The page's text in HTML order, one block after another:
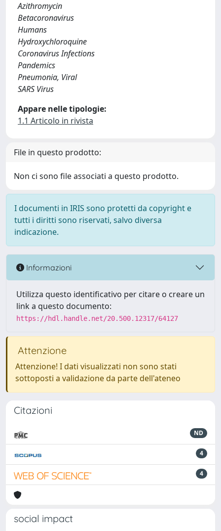
Azithromycin
Betacoronavirus
Humans
Hydroxychloroquine
Coronavirus Infections
Pandemics
Pneumonia, Viral
SARS Virus
Appare nelle tipologie:
1.1 Articolo in rivista
File in questo prodotto:
Non ci sono file associati a questo prodotto.
I documenti in IRIS sono protetti da copyright e
tutti i diritti sono riservati, salvo diversa
indicazione.
Informazioni
Utilizza questo identificativo per citare o creare un
link a questo documento:
https://hdl.handle.net/20.500.12317/64127
Attenzione
Attenzione! I dati visualizzati non sono stati
sottoposti a validazione da parte dell'ateneo
Citazioni
ND
4
4
social impact